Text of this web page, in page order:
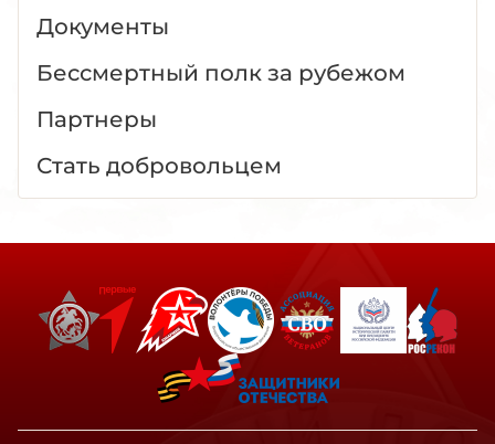
Документы
Бессмертный полк за рубежом
Партнеры
Стать добровольцем